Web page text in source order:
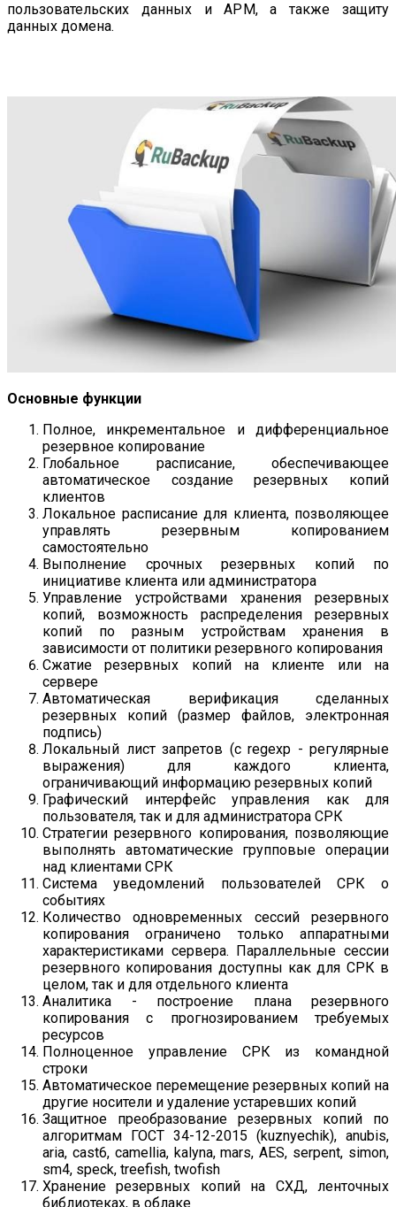
пользовательских данных и АРМ, а также защиту
данных домена.
Основные функции
Полное, инкрементальное и дифференциальное
резервное копирование
Глобальное расписание, обеспечивающее
автоматическое создание резервных копий
клиентов
Локальное расписание для клиента, позволяющее
управлять резервным копированием
самостоятельно
Выполнение срочных резервных копий по
инициативе клиента или администратора
Управление устройствами хранения резервных
копий, возможность распределения резервных
копий по разным устройствам хранения в
зависимости от политики резервного копирования
Сжатие резервных копий на клиенте или на
сервере
Автоматическая верификация сделанных
резервных копий (размер файлов, электронная
подпись)
Локальный лист запретов (с regexp - регулярные
выражения) для каждого клиента,
ограничивающий информацию резервных копий
Графический интерфейс управления как для
пользователя, так и для администратора СРК
Стратегии резервного копирования, позволяющие
выполнять автоматические групповые операции
над клиентами СРК
Система уведомлений пользователей СРК о
событиях
Количество одновременных сессий резервного
копирования ограничено только аппаратными
характеристиками сервера. Параллельные сессии
резервного копирования доступны как для СРК в
целом, так и для отдельного клиента
Аналитика - построение плана резервного
копирования с прогнозированием требуемых
ресурсов
Полноценное управление СРК из командной
строки
Автоматическое перемещение резервных копий на
другие носители и удаление устаревших копий
Защитное преобразование резервных копий по
алгоритмам ГОСТ 34-12-2015 (kuznyechik), anubis,
aria, cast6, camellia, kalyna, mars, AES, serpent, simon,
sm4, speck, treefish, twofish
Хранение резервных копий на СХД, ленточных
библиотеках, в облаке